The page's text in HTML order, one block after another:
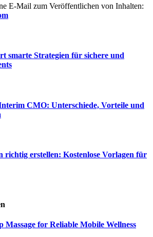
E-Mail zum Veröffentlichen von Inhalten:
smarte Strategien für sichere und
CMO: Unterschiede, Vorteile und
richtig erstellen: Kostenlose Vorlagen für
Massage for Reliable Mobile Wellness